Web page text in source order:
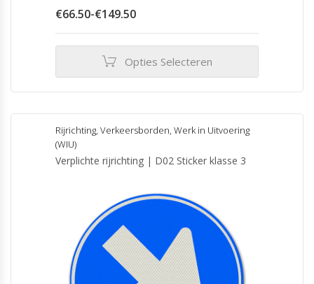
€66.50-€149.50Prijsklasse:
€149.50
Opties Selecteren
heeft
meerdere
variaties.
Deze
optie
productpagina
Rijrichting, Verkeersborden, Werk in Uitvoering
(WIU)
Verplichte rijrichting | D02 Sticker klasse 3